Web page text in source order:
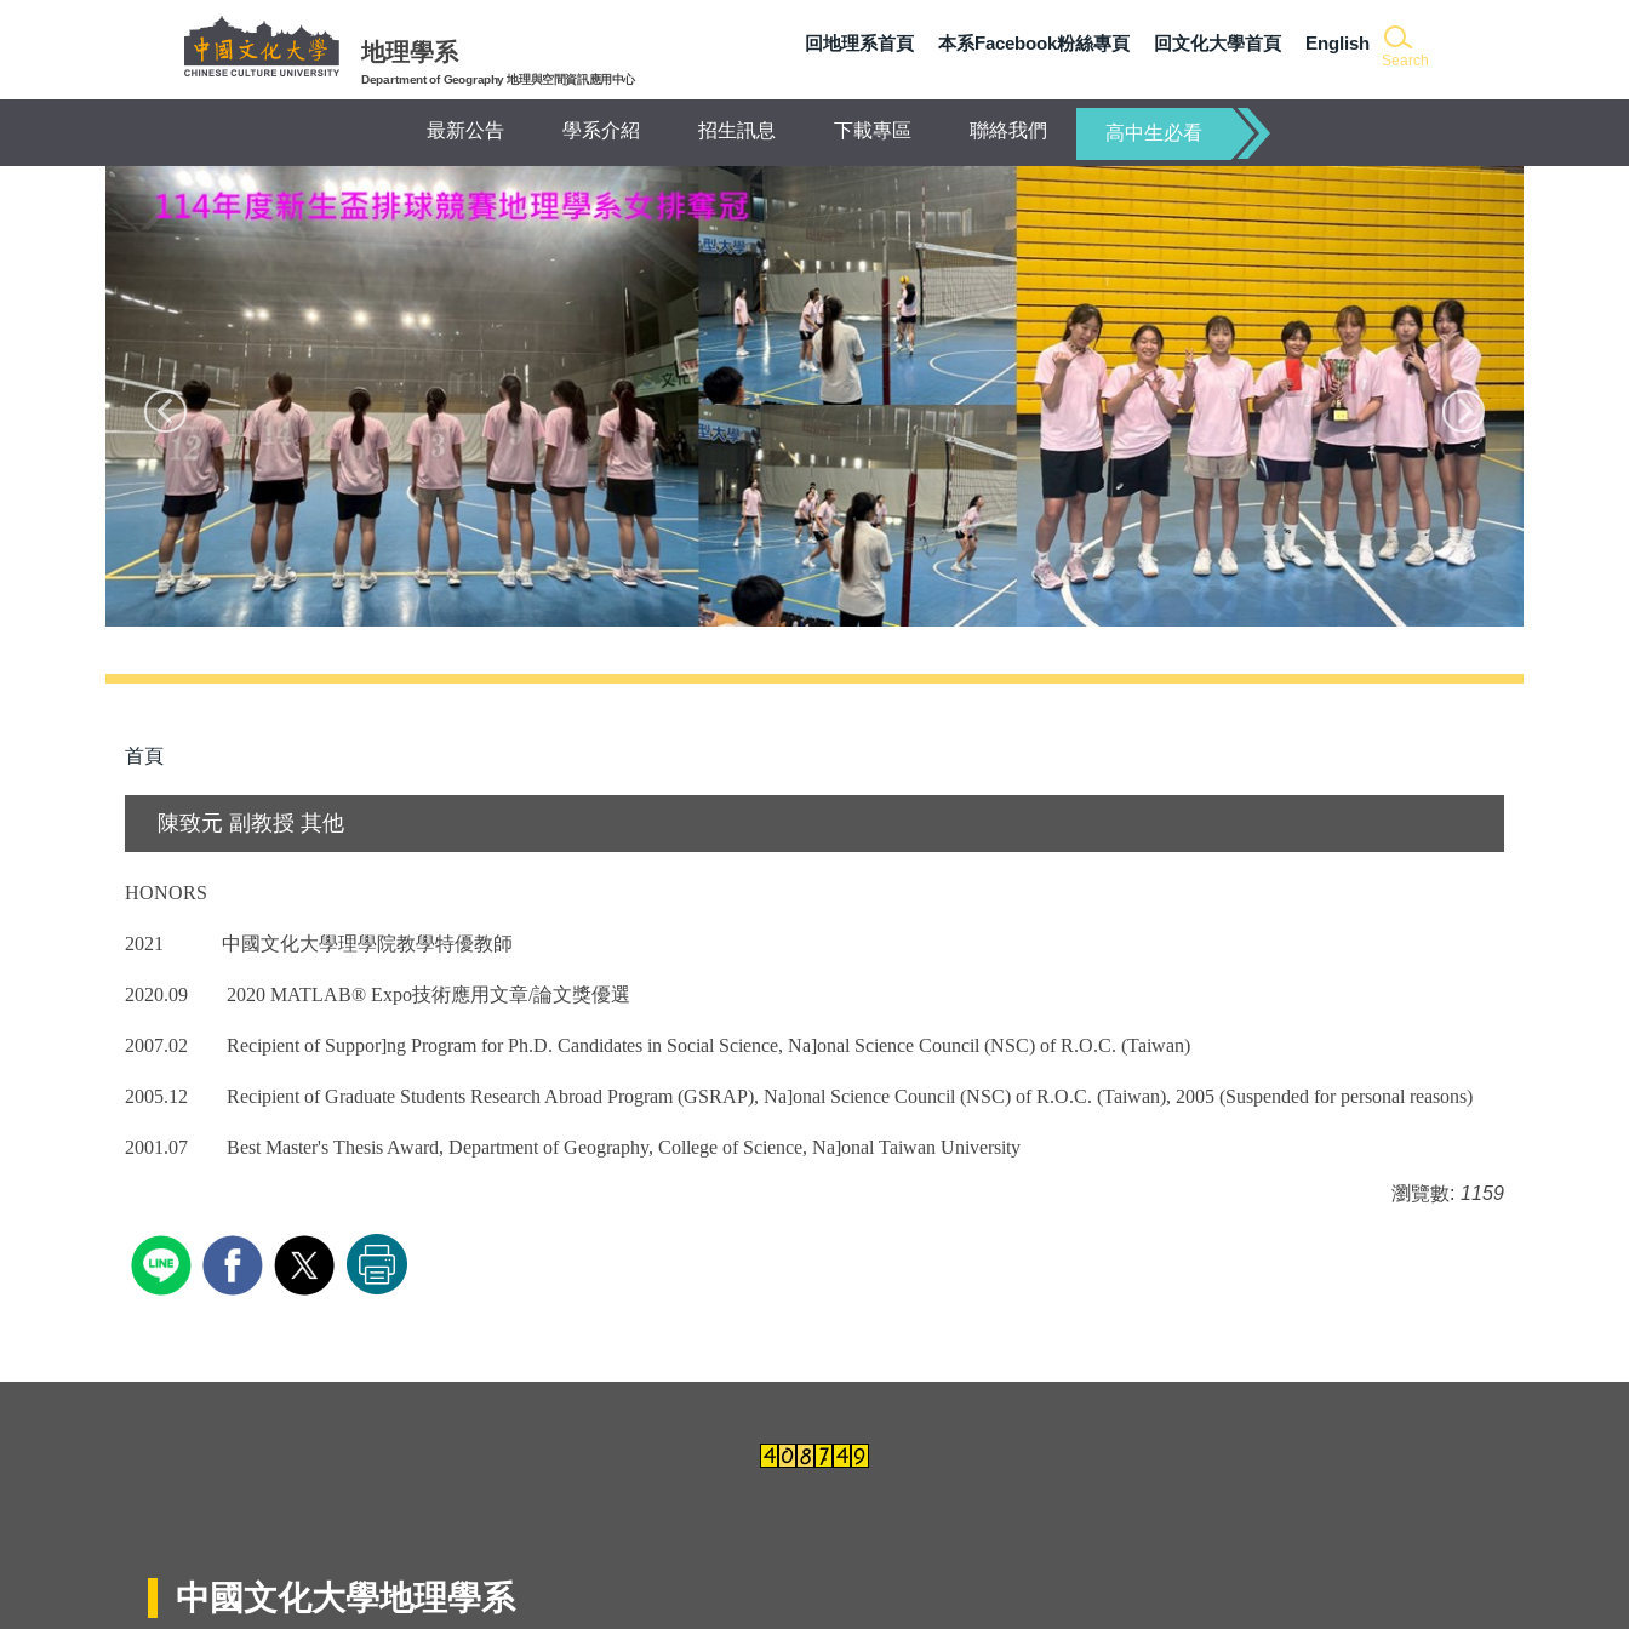
要
容
地理學系
Department of Geography 地理與空間資訊應用中心
回地理系首頁 本系Facebook粉絲專頁 回文化大學首頁 English
Search
最新公告 學系介紹 招生訊息 下載專區 聯絡我們 高中生必看
首頁
陳致元 副教授 其他
HONORS
2021 中國文化大學理學院教學特優教師
2020.09 2020 MATLAB® Expo技術應用文章/論文獎優選
2007.02 Recipient of Suppor]ng Program for Ph.D. Candidates in Social Science, Na]onal Science Council (NSC) of R.O.C. (Taiwan)
2005.12 Recipient of Graduate Students Research Abroad Program (GSRAP), Na]onal Science Council (NSC) of R.O.C. (Taiwan), 2005 (Suspended for personal reasons)
2001.07 Best Master's Thesis Award, Department of Geography, College of Science, Na]onal Taiwan University
瀏覽數: 1159
中國文化大學地理學系